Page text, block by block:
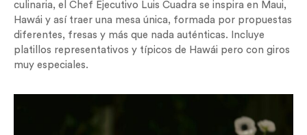
culinaria, el Chef Ejecutivo Luis Cuadra se inspira en Maui,
Hawái y así traer una mesa única, formada por propuestas
diferentes, fresas y más que nada auténticas. Incluye
platillos representativos y típicos de Hawái pero con giros
muy especiales.